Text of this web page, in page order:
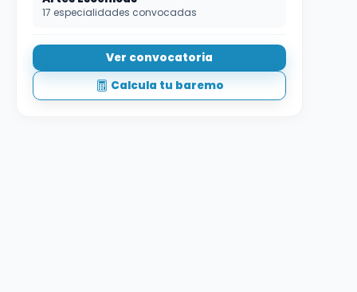
17 especialidades convocadas
Ver convocatoria
Calcula tu baremo